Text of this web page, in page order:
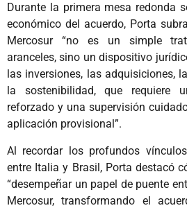
Durante la primera mesa redonda
económico del acuerdo, Porta
Mercosur “no es un simple
aranceles, sino un dispositivo
las inversiones, las adquisiciones,
la sostenibilidad, que requiere
reforzado y una supervisión
aplicación provisional”.
Al recordar los profundos
entre Italia y Brasil, Porta destacó
“desempeñar un papel de puente
Mercosur, transformando el